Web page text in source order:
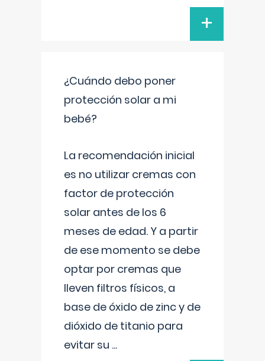
+
¿Cuándo debo poner
protección solar a mi
bebé?
La recomendación inicial
es no utilizar cremas con
factor de protección
solar antes de los 6
meses de edad. Y a partir
de ese momento se debe
optar por cremas que
lleven filtros físicos, a
base de óxido de zinc y de
dióxido de titanio para
evitar su ...